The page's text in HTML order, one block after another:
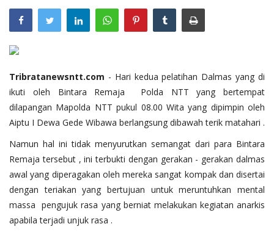
Lantas
Polisi Kita
Mitra Polisi
Giat Ops
Link Polda NTT
Tribratanewsntt.com - Hari kedua pelatihan Dalmas yang di
ikuti oleh Bintara Remaja Polda NTT yang bertempat
dilapangan Mapolda NTT pukul 08.00 Wita yang dipimpin oleh
Aiptu I Dewa Gede Wibawa berlangsung dibawah terik matahari .
Namun hal ini tidak menyurutkan semangat dari para Bintara
Remaja tersebut , ini terbukti dengan gerakan - gerakan dalmas
awal yang diperagakan oleh mereka sangat kompak dan disertai
dengan teriakan yang bertujuan untuk meruntuhkan mental
massa pengujuk rasa yang berniat melakukan kegiatan anarkis
apabila terjadi unjuk rasa .